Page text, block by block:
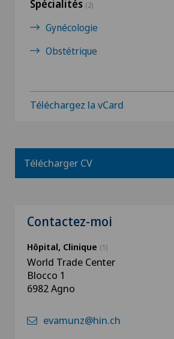
Spécialités (2)
Gynécologie
Obstétrique
Téléchargez la vCard
Télécharger CV
Contactez-moi
Hôpital, Clinique (1)
World Trade Center
Blocco 1
6982 Agno
evamunz@hin.ch